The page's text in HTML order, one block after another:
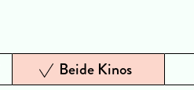
Beide Kinos